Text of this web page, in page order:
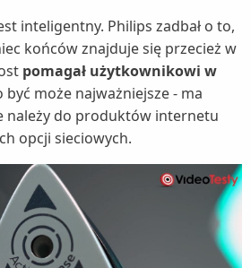
inteligentny. Philips zadbał o to,
końców znajduje się przecież w
pomagał użytkownikowi w
być może najważniejsze - ma
należy do produktów internetu
opcji sieciowych.